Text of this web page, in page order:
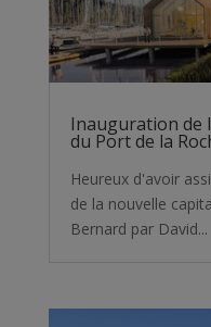
Inauguration de
du Port de la
Heureux d'avoir
de la nouvelle
Bernard par David...